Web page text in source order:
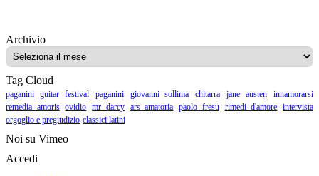
ArchivioArchivio
Tag Cloud
paganini guitar festival paganini giovanni sollima chitarra jane austen
innamorarsi
remedia amoris ovidio mr darcy ars amatoria paolo fresu rimedi d'amore intervista
orgoglio e pregiudizio classici latini
Noi su Vimeo
Accedi